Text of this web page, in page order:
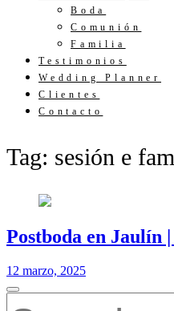
Boda
Comunión
Familia
Testimonios
Wedding Planner
Clientes
Contacto
Tag: sesión e
Postboda en Jaulín
12 marzo, 2025